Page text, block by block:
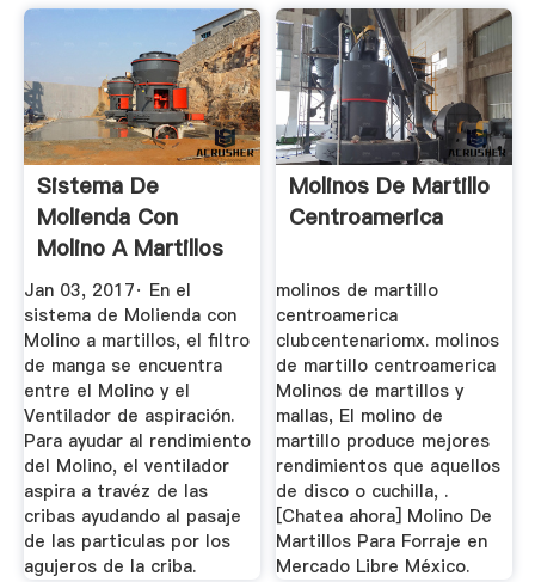
Sistema De
Molienda Con
Molino A Martillos
Engormix
Jan 03, 2017· En el
sistema de Molienda con
Molino a martillos, el filtro
de manga se encuentra
entre el Molino y el
Ventilador de aspiración.
Para ayudar al rendimiento
del Molino, el ventilador
aspira a travéz de las
cribas ayudando al pasaje
de las particulas por los
agujeros de la criba.
Molinos De Martillo
Centroamerica
molinos de martillo
centroamerica
clubcentenariomx. molinos
de martillo centroamerica
Molinos de martillos y
mallas, El molino de
martillo produce mejores
rendimientos que aquellos
de disco o cuchilla, .
[Chatea ahora] Molino De
Martillos Para Forraje en
Mercado Libre México.